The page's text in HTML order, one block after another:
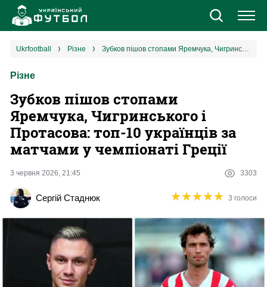
Новини
Єврокубки
УПЛ
Різне
Букмекери
ukrfootball різне Зубков пішов стопами Яремчука, Чигринського і Протасова: топ-10 українців за матчами у чемпіонаті Греції
Різне
Зубков пішов стопами
Яремчука, Чигринського і
Протасова: топ-10 українців за
матчами у чемпіонаті Греції
3 червня 2026, 21:45 3303
Сергій Стаднюк ★★★★★
★★★★★ 3 голоси